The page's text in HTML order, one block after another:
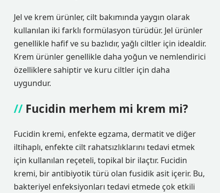
Jel ve krem ​​ürünler, cilt bakımında yaygın olarak
kullanılan iki farklı formülasyon türüdür. Jel ürünler
genellikle hafif ve su bazlıdır, yağlı ciltler için idealdir.
Krem ürünler genellikle daha yoğun ve nemlendirici
özelliklere sahiptir ve kuru ciltler için daha
uygundur.
Fucidin merhem mi krem mi?
Fucidin kremi, enfekte egzama, dermatit ve diğer
iltihaplı, enfekte cilt rahatsızlıklarını tedavi etmek
için kullanılan reçeteli, topikal bir ilaçtır. Fucidin
kremi, bir antibiyotik türü olan fusidik asit içerir. Bu,
bakteriyel enfeksiyonları tedavi etmede çok etkili